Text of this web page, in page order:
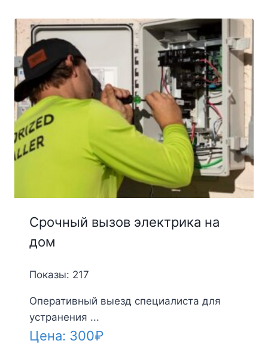
Срочный вызов электрика на
дом
Показы: 217
Оперативный выезд специалиста для
устранения ...
Цена: 300₽